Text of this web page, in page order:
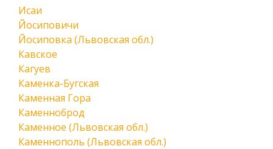
Исаи
Йосиповичи
Йосиповка (Львовская обл.)
Кавское
Кагуев
Каменка-Бугская
Каменная Гора
Каменноброд
Каменное (Львовская обл.)
Каменнополь (Львовская обл.)